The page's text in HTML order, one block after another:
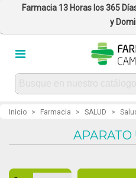
Farmacia 13 Horas los 365
y
Inicio > Farmacia > SALUD >
APARATO